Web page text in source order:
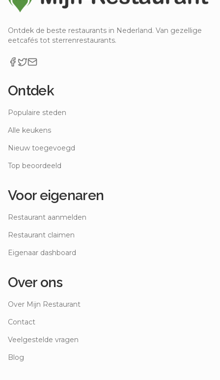
Ontdek de beste restaurants in Nederland. Van gezellige
eetcafés tot sterrenrestaurants.
Ontdek
Populaire steden
Alle keukens
Nieuw toegevoegd
Top beoordeeld
Voor eigenaren
Restaurant aanmelden
Restaurant claimen
Eigenaar dashboard
Over ons
Over Mijn Restaurant
Contact
Veelgestelde vragen
Blog